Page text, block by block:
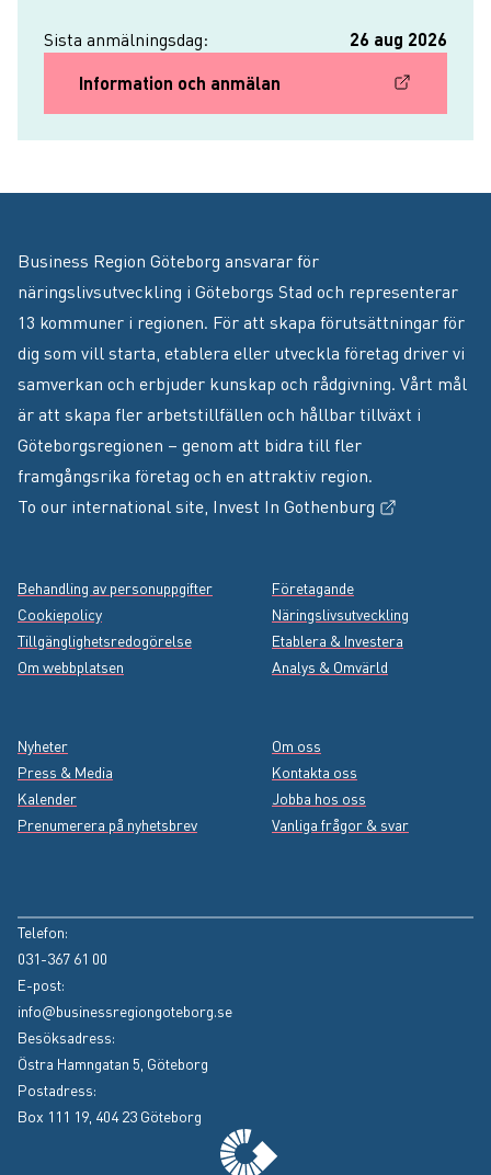
Sista anmälningsdag:
26 aug 2026
Information och anmälan
(Extern länk, öppnas i nytt fönster)
Business Region Göteborg ansvarar för
näringslivsutveckling i Göteborgs Stad och representerar
13 kommuner i regionen. För att skapa förutsättningar för
dig som vill starta, etablera eller utveckla företag driver vi
samverkan och erbjuder kunskap och rådgivning. Vårt mål
är att skapa fler arbetstillfällen och hållbar tillväxt i
Göteborgsregionen – genom att bidra till fler
framgångsrika företag och en attraktiv region.
To our international site, Invest In Gothenburg
Instagram
(Extern länk, öppnas i nytt fönster)
Facebook
(Extern länk, öppnas i nytt fönster)
Footer menu
Behandling av personuppgifter
Cookiepolicy
Tillgänglighetsredogörelse
Om webbplatsen
Företagande
Näringslivsutveckling
Etablera & Investera
Analys & Omvärld
Nyheter
Press & Media
Kalender
Prenumerera på nyhetsbrev
Om oss
Kontakta oss
Jobba hos oss
Vanliga frågor & svar
Telefon:
031-367 61 00
E-post:
info@businessregiongoteborg.se
Besöksadress:
Östra Hamngatan 5, Göteborg
Postadress:
Box 111 19, 404 23 Göteborg